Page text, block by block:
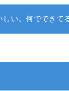
しい。何でできて